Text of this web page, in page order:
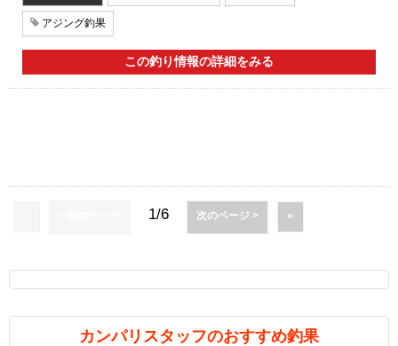
アジング釣果
この釣り情報の詳細をみる
1/6 次のページ > »
カンパリスタッフのおすすめ釣果